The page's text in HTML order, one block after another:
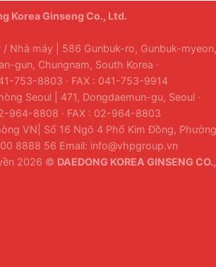
Korea Ginseng Co., Ltd.
/ Nhà máy | 586 Gunbuk-ro, Gunbuk-myeon,
gun, Chungnam, South Korea ·
753-8803 · FAX : 041-753-9914
Seoul | 471, Dongdaemun-gu, Seoul ·
964-8808 · FAX : 02-964-8803
VN| Số 16 Ngõ 4 Phố Kim Đồng,
8888 56 Email: info@vhpgroup.vn
2026 © DAEDONG KOREA GINSENG